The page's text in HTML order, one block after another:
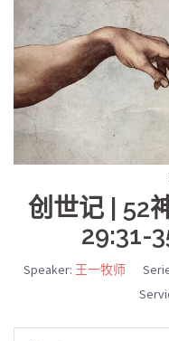
创世记 | 52
29:31-
Speaker: 王一牧师